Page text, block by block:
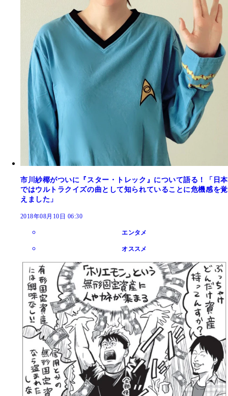
市川紗椰がついに『スター・トレック』について語る！「日本
ではウルトラクイズの曲として知られていることに危機感を覚
えました」
2018年08月10日 06:30
エンタメ
オススメ